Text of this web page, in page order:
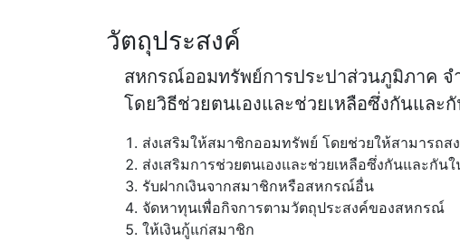
วัตถุประสงค์
สหกรณ์ออมทรัพย์การประปาส่วนภูมิภาค จ
โดยวิธีช่วยตนเองและช่วยเหลือซึ่งกันแล
ส่งเสริมให้สมาชิกออมทรัพย์ โดยช่วยให้สามารถ
ส่งเสริมการช่วยตนเองและช่วยเหลือซึ่งกันและกัน
รับฝากเงินจากสมาชิกหรือสหกรณ์อื่น
จัดหาทุนเพื่อกิจการตามวัตถุประสงค์ของสหกรณ์
ให้เงินกู้แก่สมาชิก